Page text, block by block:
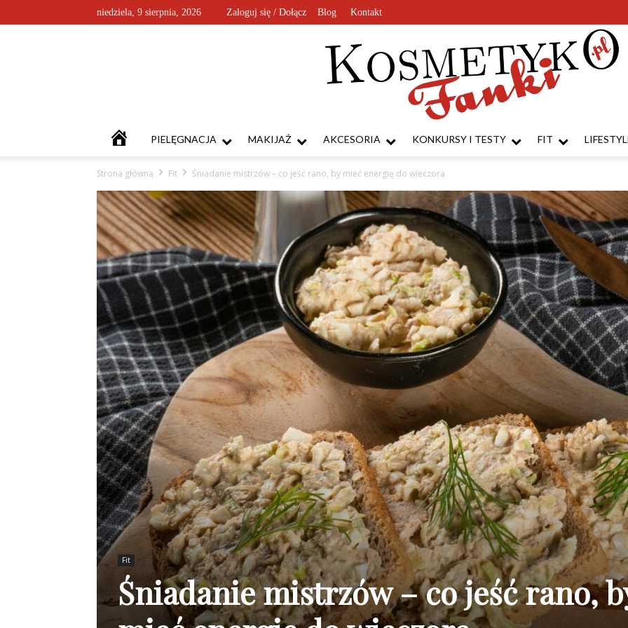
niedziela, 9 sierpnia, 2026 Zaloguj się / Dołącz Blog Kontakt
KOSMETYKOFANKI
PIELĘGNACJA MAKIJAŻ AKCESORIA KONKURSY I TESTY FIT
Strona główna Fit Śniadanie mistrzów – co jeść rano, by mieć energię do wieczora
Fit
Śniadanie mistrzów – co jeść rano,